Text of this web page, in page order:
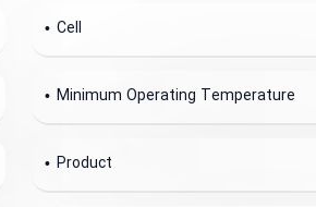
Cell
Minimum Operating Temperature
Product